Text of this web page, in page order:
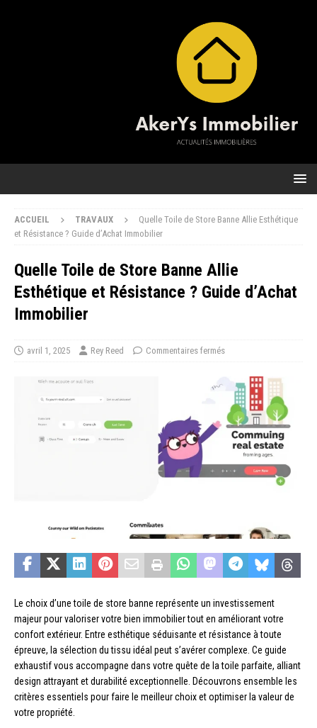
ACCUEIL TRAVAUX
Quelle Toile de Store Banne Allie Esthétique
et Résistance ? Guide d’Achat Immobilier
Quelle Toile de Store Banne Allie
Esthétique et Résistance ? Guide d’Achat
Immobilier
avril 1, 2025 Rey Reed Commentaires fermés
Le choix d’une toile de store banne représente un investissement
majeur pour valoriser votre bien immobilier tout en améliorant votre
confort extérieur. Entre esthétique séduisante et résistance à toute
épreuve, la sélection du tissu idéal peut s’avérer complexe. Ce guide
exhaustif vous accompagne dans votre quête de la toile parfaite, alliant
design attrayant et durabilité exceptionnelle. Découvrons ensemble les
critères essentiels pour faire le meilleur choix et optimiser la valeur de
votre propriété.